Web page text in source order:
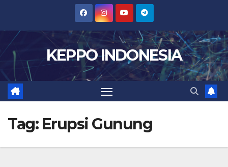
content
KEPPO INDONESIA
Tag: Erupsi Gunung